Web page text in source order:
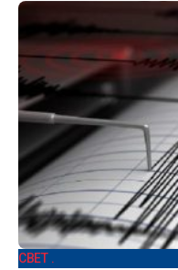
СВЕТ .